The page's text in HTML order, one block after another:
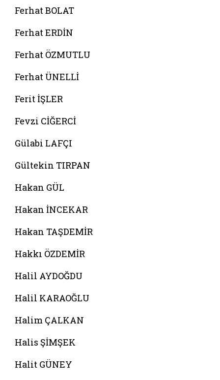
Ferhat BOLAT
Ferhat ERDİN
Ferhat ÖZMUTLU
Ferhat ÜNELLİ
Ferit İŞLER
Fevzi CİĞERCİ
Gülabi LAFÇI
Gültekin TIRPAN
Hakan GÜL
Hakan İNCEKAR
Hakan TAŞDEMİR
Hakkı ÖZDEMİR
Halil AYDOĞDU
Halil KARAOĞLU
Halim ÇALKAN
Halis ŞİMŞEK
Halit GÜNEY